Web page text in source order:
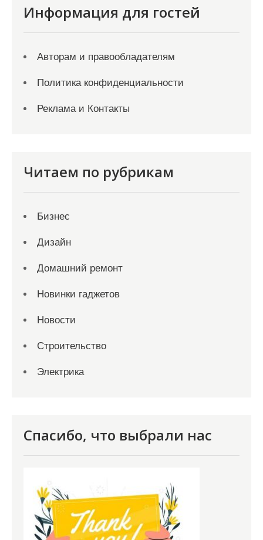
Информация для гостей
Авторам и правообладателям
Политика конфиденциальности
Реклама и Контакты
Читаем по рубрикам
Бизнес
Дизайн
Домашний ремонт
Новинки гаджетов
Новости
Строительство
Электрика
Спасибо, что выбрали нас